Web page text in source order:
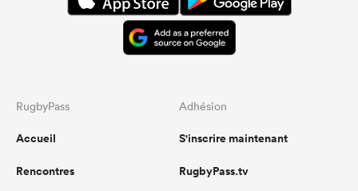
RugbyPass
Accueil
Rencontres
Adhésion
S'inscrire maintenant
RugbyPass.tv